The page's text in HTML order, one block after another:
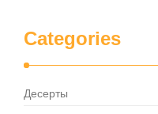
Categories
Десерты